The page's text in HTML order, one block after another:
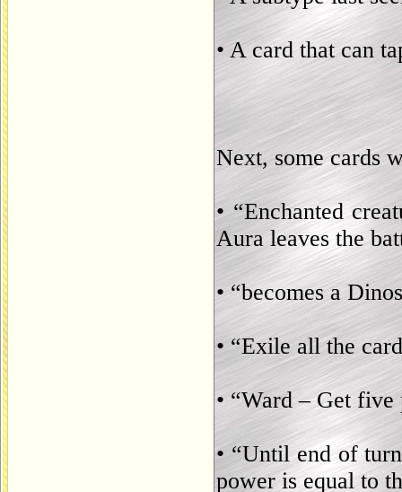
• A card that can
Next, some cards
• “Enchanted
Aura leaves the
• “becomes a
• “Exile all the
• “Ward – Get five
• “Until end of
power is equal to